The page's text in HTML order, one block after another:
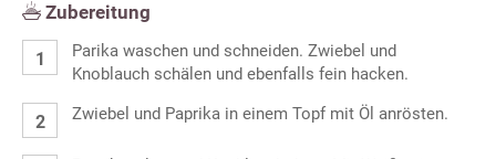
Zubereitung
Parika waschen und schneiden. Zwiebel und
Knoblauch schälen und ebenfalls fein hacken.
Zwiebel und Paprika in einem Topf mit Öl anrösten.